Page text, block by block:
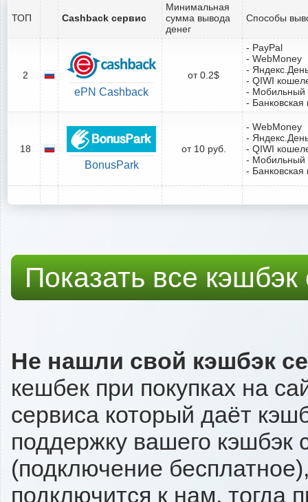
ТОП Cashback сервис
Минимальная
сумма вывода
денег
Способы
2
ePN Cashback
от 0.2$
- PayPal
- WebMoney
-
- QIWI
- Мобильный
- Банковская
18
BonusPark
от 10 руб.
- WebMoney
-
- QIWI
- Мобильный
- Банковская
Показать все
Не нашли свой кэшбэк
кешбек при покупках на
сервиса который даёт
поддержку вашего кэшбэк
(подключение
подключится к нам, тогда